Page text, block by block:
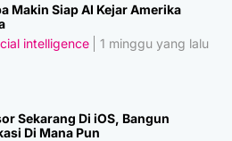
Makin Siap AI Kejar Amerika
intelligence
1 minggu yang lalu
Sekarang Di iOS, Bangun
Di Mana Pun